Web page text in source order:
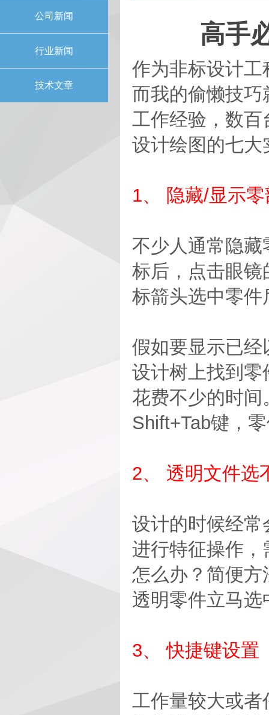
公司新闻
行业新闻
技术文章
高手
作为非标设计
而我的偷懒技
工作经验，数
设计绘图的七大
1、 隐藏/显示
不少人通常隐
标后，点击眼
标箭头选中零件
假如要显示已
设计树上找到
花费不少的时
Shift+Tab键，
2、 透明文件选
设计的时候经
进行特征操作
怎么办？简便
透明零件立马选
3、 快捷键设置
工作量较大或